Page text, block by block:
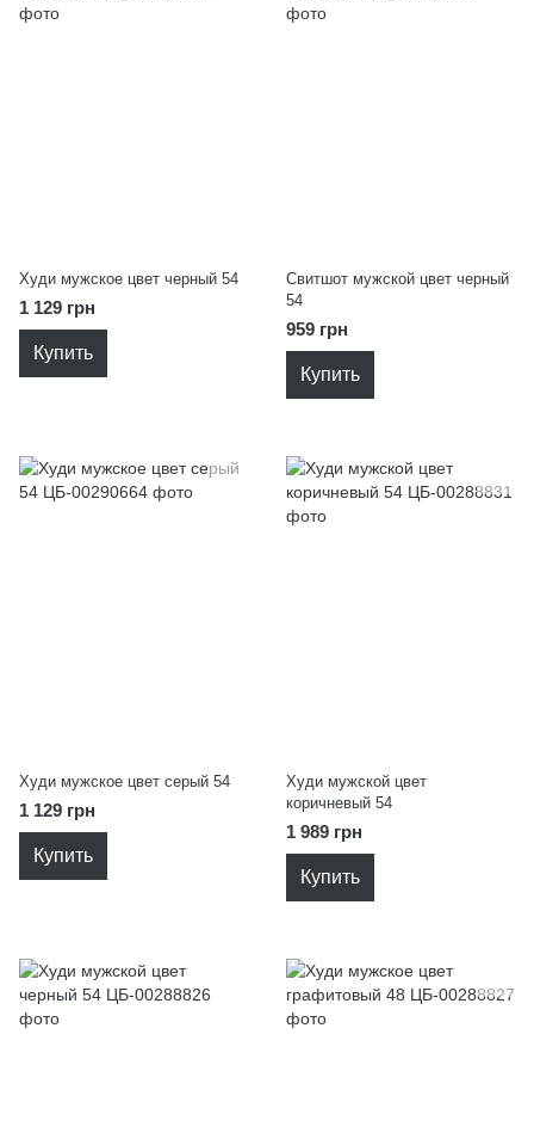
Худи мужское цвет черный 54
1 129 грн
Купить
Свитшот мужской цвет черный
54
959 грн
Купить
Худи мужское цвет серый 54
1 129 грн
Купить
Худи мужской цвет
коричневый 54
1 989 грн
Купить